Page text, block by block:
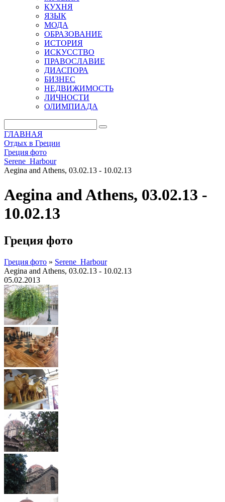
КУХНЯ
ЯЗЫК
МОДА
ОБРАЗОВАНИЕ
ИСТОРИЯ
ИСКУССТВО
ПРАВОСЛАВИЕ
ДИАСПОРА
БИЗНЕС
НЕДВИЖИМОСТЬ
ЛИЧНОСТИ
ОЛИМПИАДА
ГЛАВНАЯ
Отдых в Греции
Греция фото
Serene_Harbour
Aegina and Athens, 03.02.13 - 10.02.13
Aegina and Athens, 03.02.13 -
10.02.13
Греция фото
Греция фото » Serene_Harbour
Aegina and Athens, 03.02.13 - 10.02.13
05.02.2013